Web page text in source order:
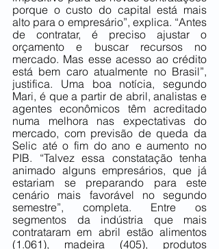
porque o custo do capital está mais
alto para o empresário”, explica. “Antes
de contratar, é preciso ajustar o
orçamento e buscar recursos no
mercado. Mas esse acesso ao crédito
está bem caro atualmente no Brasil”,
justifica. Uma boa notícia, segundo
Mari, é que a partir de abril, analistas e
agentes econômicos têm acreditado
numa melhora nas expectativas do
mercado, com previsão de queda da
Selic até o fim do ano e aumento no
PIB. “Talvez essa constatação tenha
animado alguns empresários, que já
estariam se preparando para este
cenário mais favorável no segundo
semestre”, completa. Entre os
segmentos da indústria que mais
contrataram em abril estão alimentos
(1.061), madeira (405), produtos